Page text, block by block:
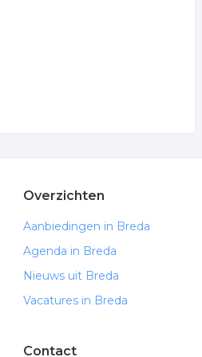
Overzichten
Aanbiedingen in Breda
Agenda in Breda
Nieuws uit Breda
Vacatures in Breda
Contact